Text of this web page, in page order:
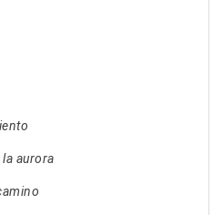
aurora